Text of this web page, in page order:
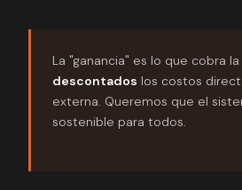
La "ganancia" es lo que cobra
descontados los costos
externa. Queremos que el
sostenible para todos.